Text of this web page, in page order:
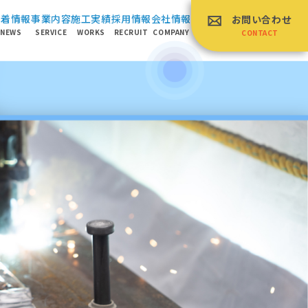
情報
NEWS
事業内容
SERVICE
施⼯実績
WORKS
採⽤情報
RECRUIT
会社情報
COMPANY
お問い合わせ
CONTACT